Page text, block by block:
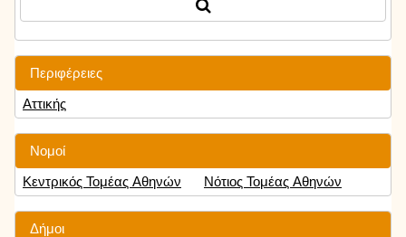
Περιφέρειες
Αττικής
Νομοί
Κεντρικός Τομέας Αθηνών
Νότιος Τομέας Αθηνών
Δήμοι